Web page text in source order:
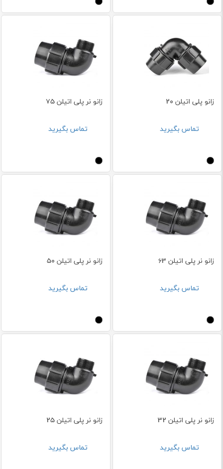
زانو پلی اتیلن 20
تماس بگیرید
زانو نر پلی اتیلن 75
تماس بگیرید
زانو نر پلی اتیلن 63
تماس بگیرید
زانو نر پلی اتیلن 50
تماس بگیرید
زانو نر پلی اتیلن 32
تماس بگیرید
زانو نر پلی اتیلن 25
تماس بگیرید